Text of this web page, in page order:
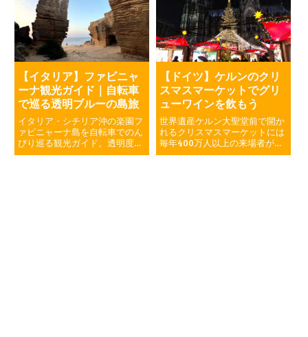
キラキラが止まらないXmasマ
ーケットです。
【イタリア】ファビニャ
ーナ観光ガイド｜自転車
で巡る透明ブルーの島旅
イタリア・シチリア沖の楽園フ
ァビニャーナ島を自転車でのん
びり巡る観光ガイド。透明度抜
群の海、美しいビーチ、旧採石
【ドイツ】ケルンのクリ
スマスマーケットでグリ
ューワインを飲もう
世界遺産ケルン大聖堂前で開か
れるクリスマスマーケットには
毎年400万人以上の来場者が訪
れます。ジンジャーブレッド、